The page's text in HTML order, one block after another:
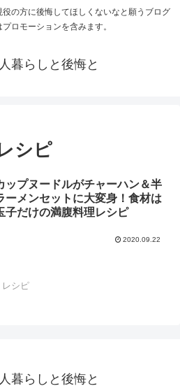
の方に後悔してほしくないなと願うブログ
ロモーションを含みます。
暮らしと後悔と
シピ
ップヌードルがチャーハン＆半
ーメンセットに大変身！食材は
子だけの満腹料理レシピ
2020.09.22
シピ
暮らしと後悔と